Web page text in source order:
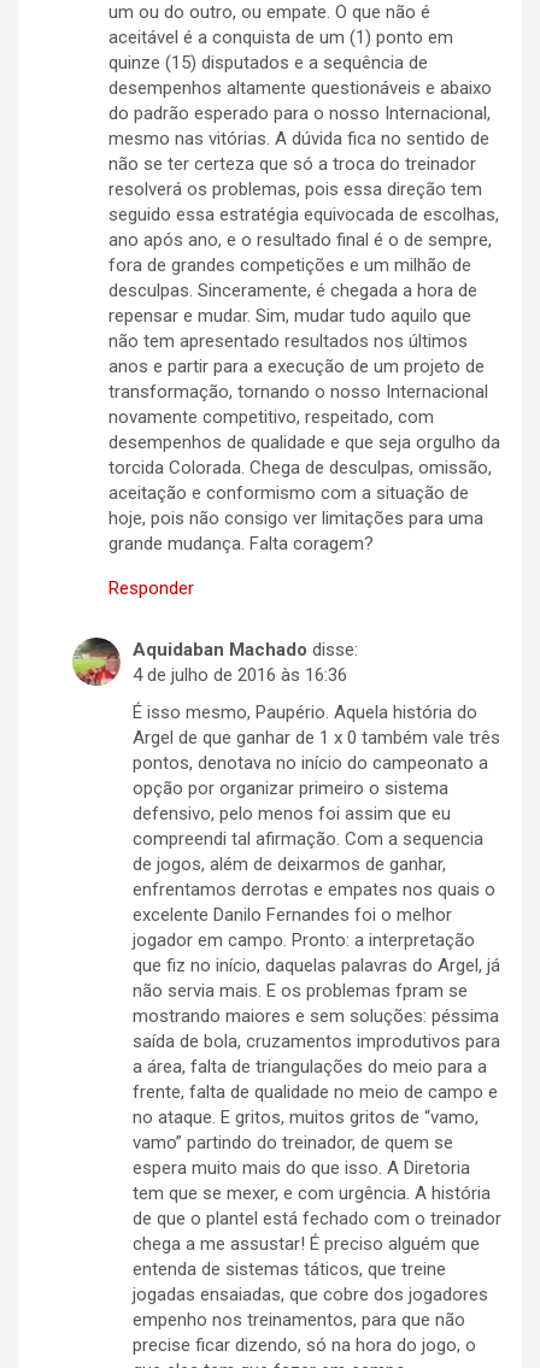
um ou do outro, ou empate. O que não é
aceitável é a conquista de um (1) ponto em
quinze (15) disputados e a sequência de
desempenhos altamente questionáveis e abaixo
do padrão esperado para o nosso Internacional,
mesmo nas vitórias. A dúvida fica no sentido de
não se ter certeza que só a troca do treinador
resolverá os problemas, pois essa direção tem
seguido essa estratégia equivocada de escolhas,
ano após ano, e o resultado final é o de sempre,
fora de grandes competições e um milhão de
desculpas. Sinceramente, é chegada a hora de
repensar e mudar. Sim, mudar tudo aquilo que
não tem apresentado resultados nos últimos
anos e partir para a execução de um projeto de
transformação, tornando o nosso Internacional
novamente competitivo, respeitado, com
desempenhos de qualidade e que seja orgulho da
torcida Colorada. Chega de desculpas, omissão,
aceitação e conformismo com a situação de
hoje, pois não consigo ver limitações para uma
grande mudança. Falta coragem?
Responder
Aquidaban Machado disse:
4 de julho de 2016 às 16:36
É isso mesmo, Paupério. Aquela história do
Argel de que ganhar de 1 x 0 também vale três
pontos, denotava no início do campeonato a
opção por organizar primeiro o sistema
defensivo, pelo menos foi assim que eu
compreendi tal afirmação. Com a sequencia
de jogos, além de deixarmos de ganhar,
enfrentamos derrotas e empates nos quais o
excelente Danilo Fernandes foi o melhor
jogador em campo. Pronto: a interpretação
que fiz no início, daquelas palavras do Argel, já
não servia mais. E os problemas fpram se
mostrando maiores e sem soluções: péssima
saída de bola, cruzamentos improdutivos para
a área, falta de triangulações do meio para a
frente, falta de qualidade no meio de campo e
no ataque. E gritos, muitos gritos de “vamo,
vamo” partindo do treinador, de quem se
espera muito mais do que isso. A Diretoria
tem que se mexer, e com urgência. A história
de que o plantel está fechado com o treinador
chega a me assustar! É preciso alguém que
entenda de sistemas táticos, que treine
jogadas ensaiadas, que cobre dos jogadores
empenho nos treinamentos, para que não
precise ficar dizendo, só na hora do jogo, o